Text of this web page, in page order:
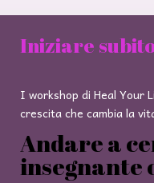
Iniziare
I workshop di Heal Your
crescita che cambia la
Andare a
insegnante